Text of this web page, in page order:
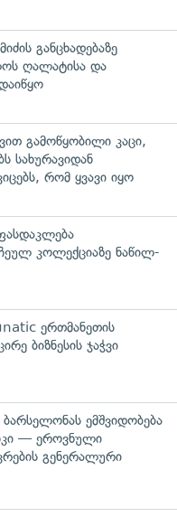
განცხადებაზე
ღალატისა და
გამოწყობილი კაცი,
სახურავიდან
რომ ყვავი იყო
კოლექციაზე ნაწილ-
ერთმანეთის
ბიზნესის ჯაჭვი
ემშვიდობება
— ეროვნული
გენერალური